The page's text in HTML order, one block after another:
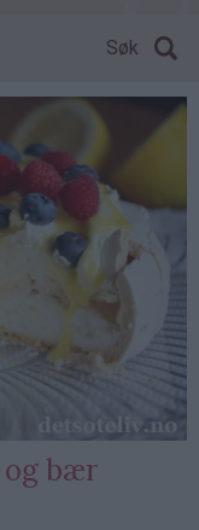
Søk
og bær